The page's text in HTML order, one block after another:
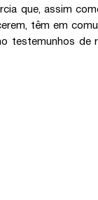
que, assim
têm em
testemunhos de